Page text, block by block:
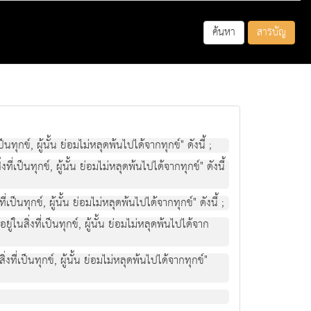
ค้นหา สารบัญ
กข, ผูนั้น ยอมไมหลุดพนไปไดจากทุกข" ดังนี้ ;
นทุกข, ผูนั้น ยอมไมหลุดพนไปไดจากทุกข" ดังนี้
นทุกข, ผูนั้น ยอมไมหลุดพนไปไดจากทุกข" ดังนี้ ;
สิ่งที่เปนทุกข, ผูนั้น ยอมไมหลุดพนไปไดจาก
นทุกข, ผูนั้น ยอมไมหลุดพนไปไดจากทุกข"